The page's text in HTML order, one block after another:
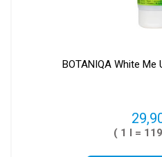
BOTANIQA White
( 1 l =